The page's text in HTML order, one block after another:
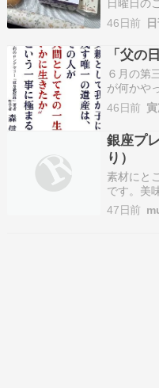
日曜日の
宅急便で
に住む
やってき
いメジャ
やすいか
46日前
「父の
６月の第
が何かや
った記憶
うか？
の頃は貧
のは子供
敬…
46日前
銀座プ
り）
素材にと
です。美
は、「良
選した高
47日前